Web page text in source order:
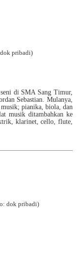
pribadi)
di SMA Sang Timur,
Sebastian. Mulanya,
pianika, biola, dan
musik ditambahkan ke
klarinet, cello, flute,
dok pribadi)